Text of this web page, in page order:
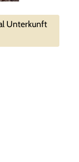
Unterkunft